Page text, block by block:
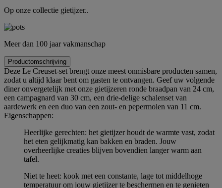
Op onze collectie gietijzer..
Meer dan 100 jaar vakmanschap
Productomschrijving
Deze Le Creuset-set brengt onze meest onmisbare producten samen,
zodat u altijd klaar bent om gasten te ontvangen. Geef uw volgende
diner onvergetelijk met onze gietijzeren ronde braadpan van 24 cm,
een campagnard van 30 cm, een drie-delige schalenset van
aardewerk en een duo van een zout- en pepermolen van 11 cm.
Eigenschappen:
Heerlijke gerechten: het gietijzer houdt de warmte vast, zodat
het eten gelijkmatig kan bakken en braden. Jouw
overheerlijke creaties blijven bovendien langer warm aan
tafel.
Niet te heet: kook met een constante, lage tot middelhoge
temperatuur om jouw gietijzer te beschermen en te genieten